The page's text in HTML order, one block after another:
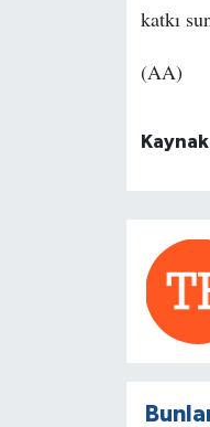
katkı
(AA)